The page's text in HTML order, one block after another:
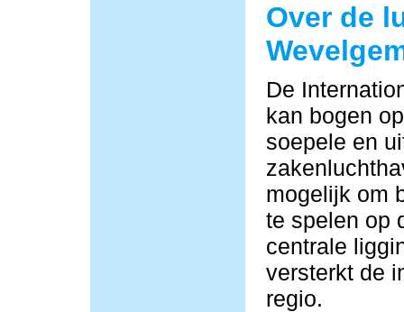
Over de
De
kan bogen
soepele en
mogelijk om
te spelen op
centrale
versterkt de
regio.